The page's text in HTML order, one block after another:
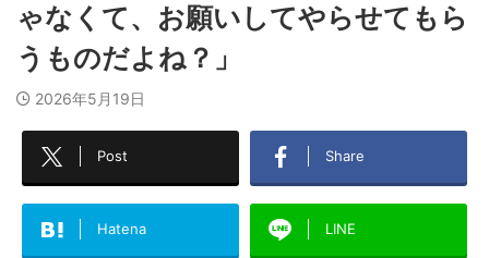
ゃなくて、お願いしてやらせてもら
うものだよね？」
2026年5月19日
Post Share
Hatena LINE